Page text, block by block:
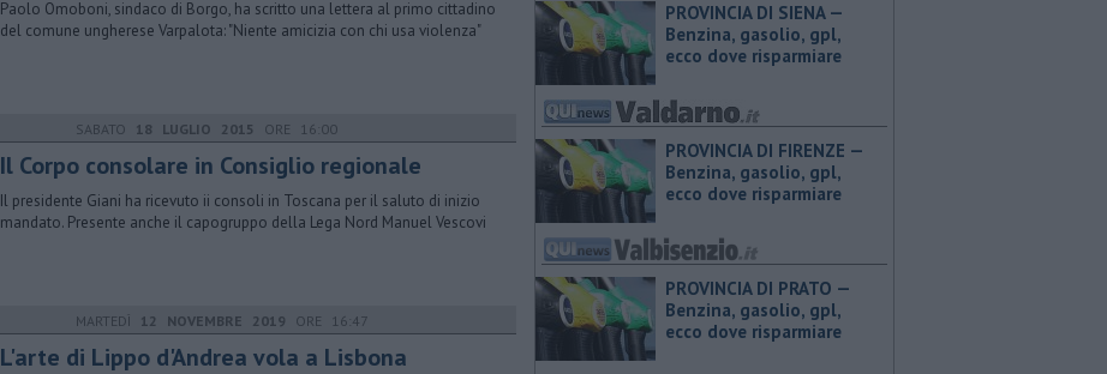
Paolo Omoboni, sindaco di Borgo, ha scritto una lettera al primo cittadino
del comune ungherese Varpalota: "Niente amicizia con chi usa violenza"
SABATO 18 LUGLIO 2015 ORE 16:00
Il Corpo consolare in Consiglio regionale
Il presidente Giani ha ricevuto ii consoli in Toscana per il saluto di inizio
mandato. Presente anche il capogruppo della Lega Nord Manuel Vescovi
MARTEDÌ 12 NOVEMBRE 2019 ORE 16:47
L'arte di Lippo d'Andrea vola a Lisbona
PROVINCIA DI SIENA — ​
Benzina, gasolio, gpl,
ecco dove risparmiare
PROVINCIA DI FIRENZE — ​
Benzina, gasolio, gpl,
ecco dove risparmiare
PROVINCIA DI PRATO — ​
Benzina, gasolio, gpl,
ecco dove risparmiare